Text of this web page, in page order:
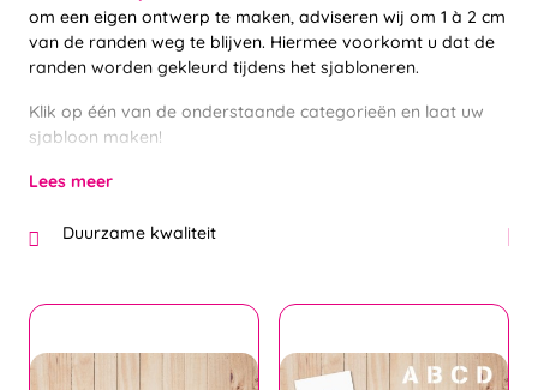
om een eigen ontwerp te maken, adviseren wij om 1 à 2 cm
van de randen weg te blijven. Hiermee voorkomt u dat de
randen worden gekleurd tijdens het sjabloneren.
Klik op één van de onderstaande categorieën en laat uw
sjabloon maken!
Lees meer
Duurzame kwaliteit